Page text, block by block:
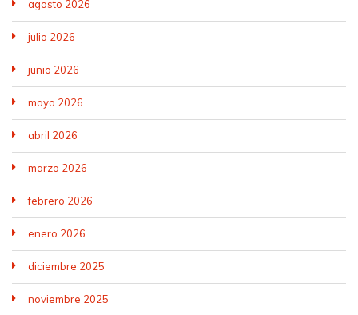
agosto 2026
julio 2026
junio 2026
mayo 2026
abril 2026
marzo 2026
febrero 2026
enero 2026
diciembre 2025
noviembre 2025